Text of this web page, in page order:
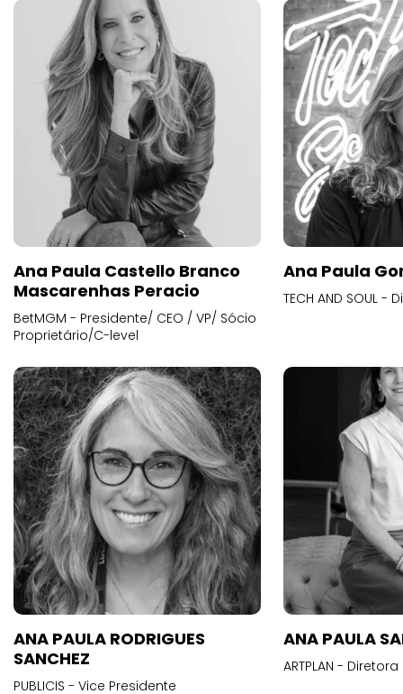
Ana Paula Castello Branco
Mascarenhas Peracio
BetMGM - Presidente/ CEO / VP/ Sócio
Proprietário/C-level
Ana Paula
TECH AND SOUL
ANA PAULA RODRIGUES
SANCHEZ
PUBLICIS - Vice Presidente
ANA PAULA
ARTPLAN -